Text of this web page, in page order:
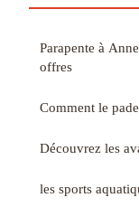
Parapente à
offres
Comment le
Découvrez les
les sports